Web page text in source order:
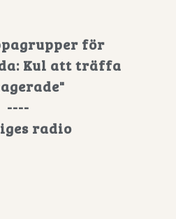
för
Kul att träffa
----
radio